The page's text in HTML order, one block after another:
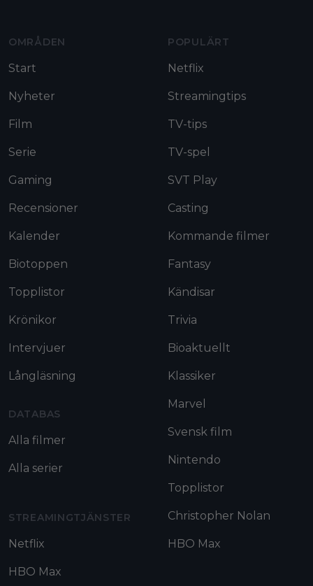
OMRÅDEN
Start
Nyheter
Film
Serie
Gaming
Recensioner
Kalender
Biotoppen
Topplistor
Krönikor
Intervjuer
Långläsning
DATABAS
Alla filmer
Alla serier
STREAMINGTJÄNSTER
Netflix
HBO Max
POPULÄRT
Netflix
Streamingtips
TV-tips
TV-spel
SVT Play
Casting
Kommande filmer
Fantasy
Kändisar
Trivia
Bioaktuellt
Klassiker
Marvel
Svensk film
Nintendo
Topplistor
Christopher Nolan
HBO Max